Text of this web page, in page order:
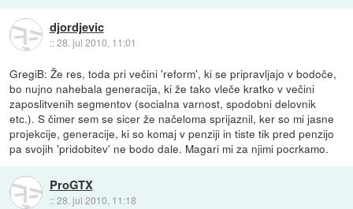
djordjevic
::28. jul 2010, 11:01
GregiB: Že res, toda pri večini 'reform', ki se pripravljajo v bodoče,
bo nujno nahebala generacija, ki že tako vleče kratko v večini
zaposlitvenih segmentov (socialna varnost, spodobni delovnik
etc.). S čimer sem se sicer že načeloma sprijaznil, ker so mi jasne
projekcije, generacije, ki so komaj v penziji in tiste tik pred penzijo
pa svojih 'pridobitev' ne bodo dale. Magari mi za njimi pocrkamo.
ProGTX
::28. jul 2010, 11:18